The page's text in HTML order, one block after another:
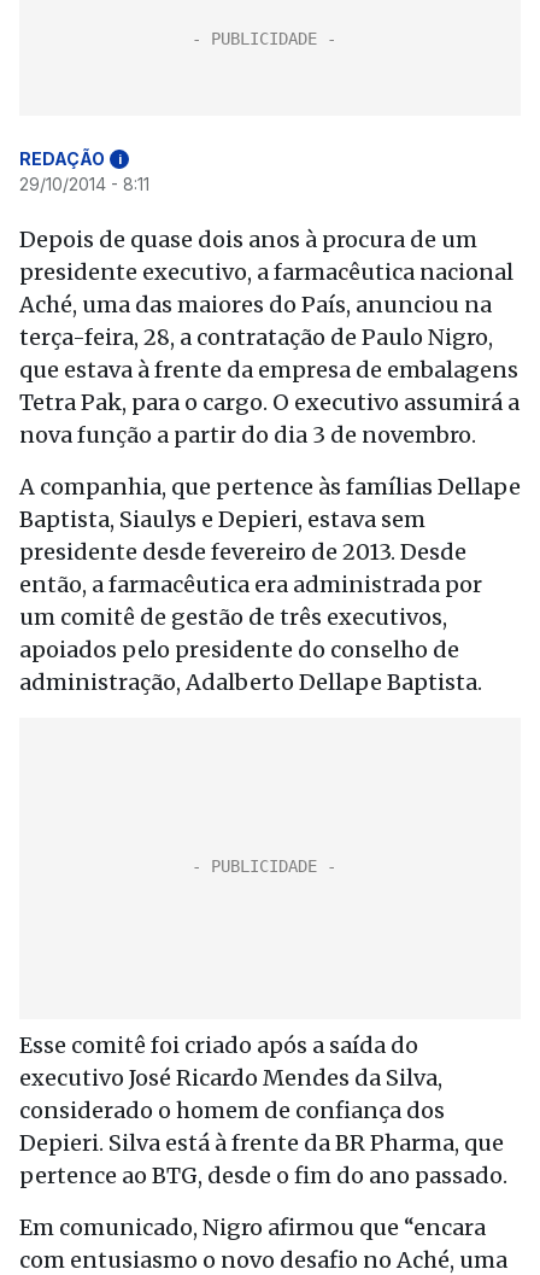
REDAÇÃO i
29/10/2014 - 8:11
Depois de quase dois anos à procura de um
presidente executivo, a farmacêutica nacional
Aché, uma das maiores do País, anunciou na
terça-feira, 28, a contratação de Paulo Nigro,
que estava à frente da empresa de embalagens
Tetra Pak, para o cargo. O executivo assumirá a
nova função a partir do dia 3 de novembro.
A companhia, que pertence às famílias Dellape
Baptista, Siaulys e Depieri, estava sem
presidente desde fevereiro de 2013. Desde
então, a farmacêutica era administrada por
um comitê de gestão de três executivos,
apoiados pelo presidente do conselho de
administração, Adalberto Dellape Baptista.
Esse comitê foi criado após a saída do
executivo José Ricardo Mendes da Silva,
considerado o homem de confiança dos
Depieri. Silva está à frente da BR Pharma, que
pertence ao BTG, desde o fim do ano passado.
Em comunicado, Nigro afirmou que “encara
com entusiasmo o novo desafio no Aché, uma